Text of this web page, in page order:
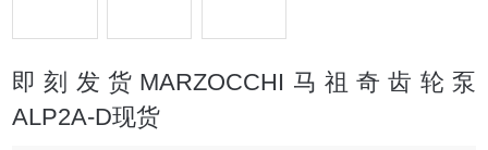
即刻发货MARZOCCHI马祖奇齿轮泵
ALP2A-D现货